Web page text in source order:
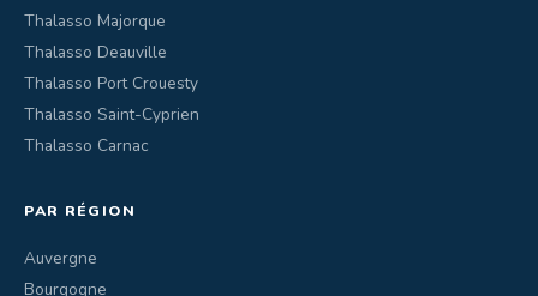
Thalasso Majorque
Thalasso Deauville
Thalasso Port Crouesty
Thalasso Saint-Cyprien
Thalasso Carnac
PAR RÉGION
Auvergne
Bourgogne